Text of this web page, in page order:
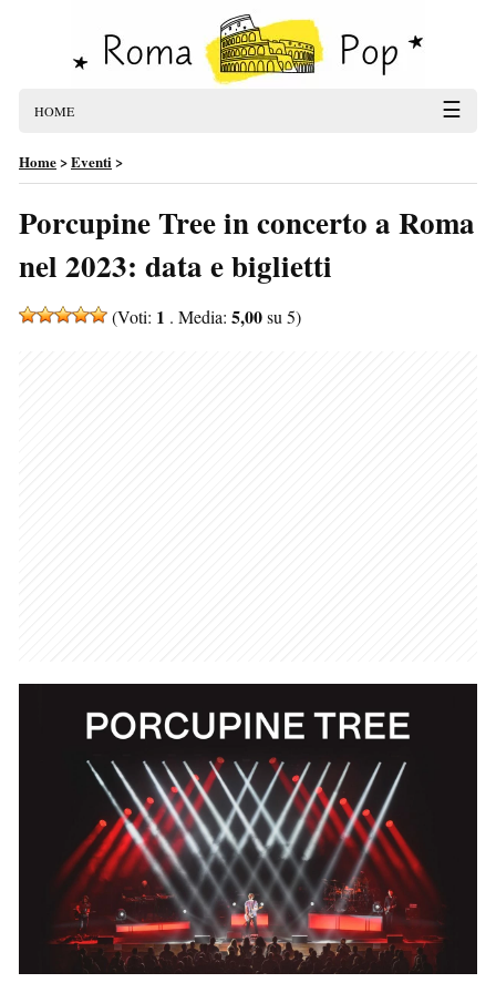
HOME ☰
Home>Eventi>
Porcupine Tree in concerto a Roma
nel 2023: data e biglietti
(Voti: 1 . Media: 5,00su 5)